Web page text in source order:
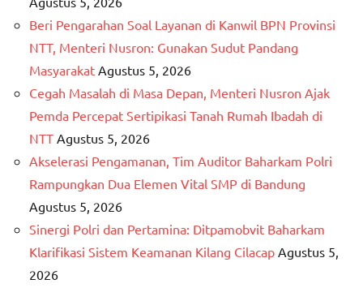
Beri Pengarahan Soal Layanan di Kanwil BPN Provinsi
NTT, Menteri Nusron: Gunakan Sudut Pandang
Masyarakat Agustus 5, 2026
Cegah Masalah di Masa Depan, Menteri Nusron Ajak
Pemda Percepat Sertipikasi Tanah Rumah Ibadah di
NTT Agustus 5, 2026
Akselerasi Pengamanan, Tim Auditor Baharkam Polri
Rampungkan Dua Elemen Vital SMP di Bandung
Agustus 5, 2026
Sinergi Polri dan Pertamina: Ditpamobvit Baharkam
Klarifikasi Sistem Keamanan Kilang Cilacap Agustus 5,
2026